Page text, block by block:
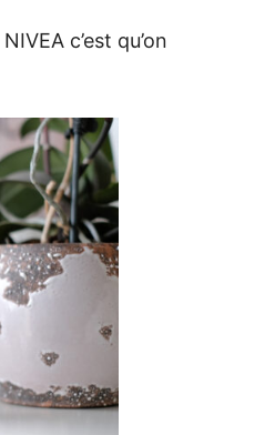
c’est qu’on